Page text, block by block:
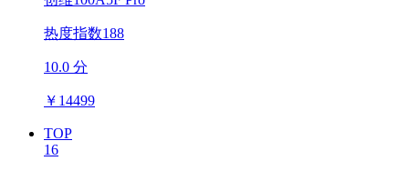
热度指数188
10.0 分
￥ 14499
TOP
16